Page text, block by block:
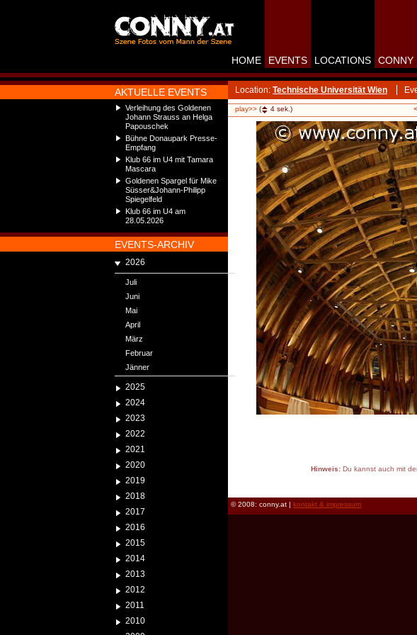
AKTUELLE EVENTS
Verleihung des Goldenen
Johann Strauss an Helga
Papouschek
Bühne Donaupark Presse-
Empfang
Klub 66 im U4 mit Tamara
Mascara
Goldenen Spargel für Mike
Süsser&Johann-Philipp
Spiegelfeld
Klub 66 im U4 am
28.05.2026
EVENTS-ARCHIV
2026
Juli
Juni
Mai
April
März
Februar
Jänner
2025
2024
2023
2022
2021
2020
2019
2018
2017
2016
2015
2014
2013
2012
2011
2010
HOME EVENTS LOCATIONS CONNY
Location: Technische Universität Wien
play>> ( 4 sek.)
Hinweis:Du kannst auch mit
© 2008: conny.at | kontakt & impressum